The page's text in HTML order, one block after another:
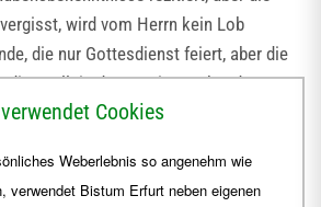
wird vom Herrn kein Lob
die nur Gottesdienst feiert, aber die
diese allein dem Caritasverband
was ihr eigentlich aufgetragen ist.
Cookies
Weberlebnis so angenehm wie
verwendet Bistum Erfurt neben eigenen